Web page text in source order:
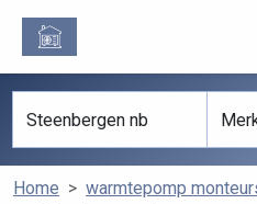
Home
warmtepomp